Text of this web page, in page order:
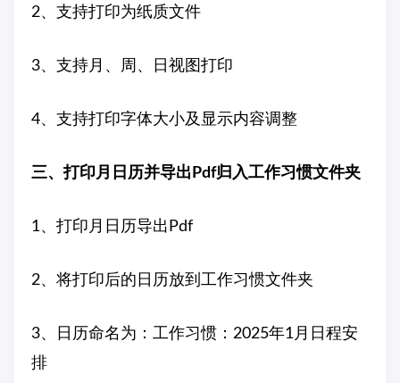
2、支持打印为纸质文件
3、支持月、周、日视图打印
4、支持打印字体大小及显示内容调整
三、打印月日历并导出Pdf归入工作习惯文件夹
1、打印月日历导出Pdf
2、将打印后的日历放到工作习惯文件夹
3、日历命名为：工作习惯：2025年1月日程安
排